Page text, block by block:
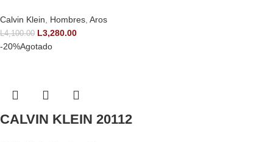
Calvin Klein Hombres Aros
L4,100.00 L3,280.00
-20%Agotado
CALVIN KLEIN 20112